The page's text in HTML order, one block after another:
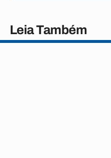
Leia Também